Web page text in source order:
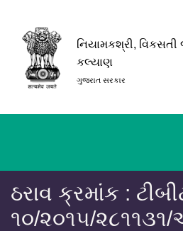
નિયામકશ્રી, વિકસતી
કલ્યાણ
ગુજરાત સરકાર
ઠરાવ ક્રમાંક :
૧૦/૨૦૧૫/